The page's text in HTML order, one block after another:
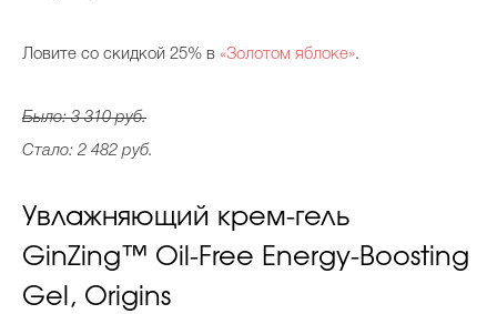
Ловите со скидкой 25% в «Золотом яблоке».
Было: 3 310 руб.
Стало: 2 482 руб.
Увлажняющий крем-гель
GinZing™ Oil-Free Energy-Boosting
Gel, Origins